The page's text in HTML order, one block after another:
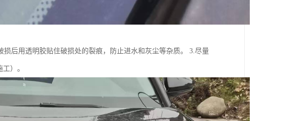
后用透明胶贴住破损处的裂痕，防止进水和灰尘等杂质。 3.尽量
）。